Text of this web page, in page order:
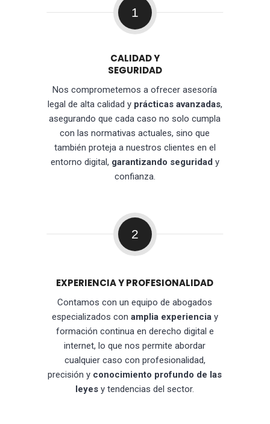
1
CALIDAD Y
SEGURIDAD
Nos comprometemos a ofrecer asesoría
legal de alta calidad y prácticas avanzadas,
asegurando que cada caso no solo cumpla
con las normativas actuales, sino que
también proteja a nuestros clientes en el
entorno digital, garantizando seguridad y
confianza.
2
EXPERIENCIA Y PROFESIONALIDAD
Contamos con un equipo de abogados
especializados con amplia experienciay
formación continua en derecho digital e
internet, lo que nos permite abordar
cualquier caso con profesionalidad,
precisión y conocimiento profundo de las
leyes y tendencias del sector.